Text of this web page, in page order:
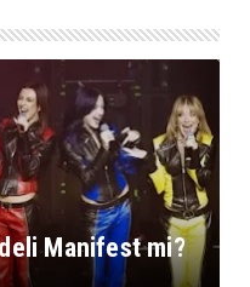
Manifest mi?